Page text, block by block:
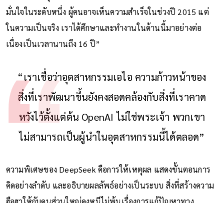
มั่นใจในระดับหนึ่ง ผู้คนอาจเห็นความสำเร็จในช่วงปี 2015 แต่
ในความเป็นจริง เราได้ศึกษาและทำงานในด้านนี้มาอย่างต่อ
เนื่องเป็นเวลานานถึง 16 ปี”
“เราเชื่อว่าอุตสาหกรรมเอไอ ความก้าวหน้าของ
สิ่งที่เราพัฒนาขึ้นยังคงสอดคล้องกับสิ่งที่เราคาด
หวังไว้ตั้งแต่ต้น OpenAI ไม่ใช่พระเจ้า พวกเขา
ไม่สามารถเป็นผู้นำในอุตสาหกรรมนี้ได้ตลอด”
ความพิเศษของ DeepSeek คือการให้เหตุผล แสดงขั้นตอนการ
คิดอย่างลำดับ และอธิบายผลลัพธ์อย่างเป็นระบบ สิ่งที่สร้างความ